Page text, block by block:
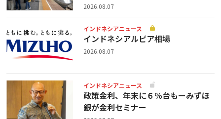
2026.08.07
インドネシアニュース
インドネシアルピア相場
2026.08.07
インドネシアニュース
政策金利、年末に６％台もーみずほ
銀が金利セミナー